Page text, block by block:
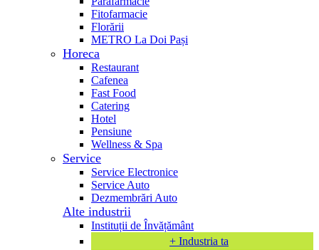
Fitofarmacie
Florării
METRO La Doi Pași
Horeca
Restaurant
Cafenea
Fast Food
Catering
Hotel
Pensiune
Wellness & Spa
Service
Service Electronice
Service Auto
Dezmembrări Auto
Alte industrii
Instituții de Învățământ
+ Industria ta